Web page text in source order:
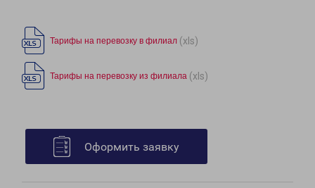
Тарифы на перевозку в филиал (xls)
Тарифы на перевозку из филиала (xls)
Оформить заявку